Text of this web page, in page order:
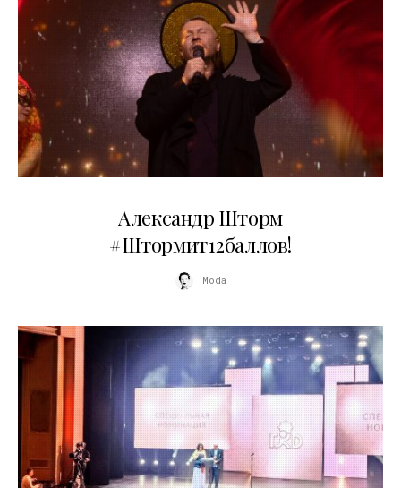
Александр Шторм
#Штормит12баллов!
Moda